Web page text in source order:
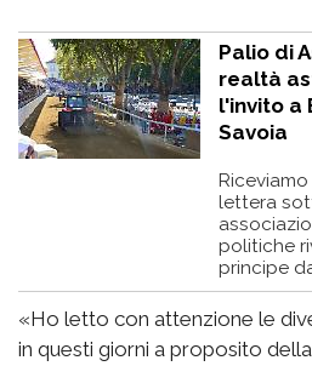
Palio di
realtà
l'invito a
Savoia
lettera
politiche
principe
«Ho letto con attenzione le
in questi giorni a proposito